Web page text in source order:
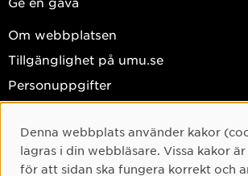
Om webbplatsen
Tillgänglighet på umu.se
Personuppgifter
Facebook
Instagram
Cookie-samtycke
Denna webbplats använder kakor
lagras i din webbläsare. Vissa kakor
för att sidan ska fungera korrekt och